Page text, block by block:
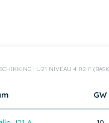
: U21 NIVEAU 4 R2 F
GW